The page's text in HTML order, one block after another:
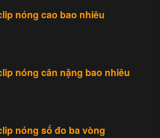
nóng cao bao nhiêu
nóng cân nặng bao nhiêu
nóng số đo ba vòng